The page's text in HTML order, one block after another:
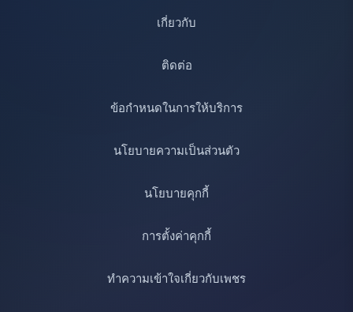
เกี่ยวกับ
ติดต่อ
ข้อกำหนดในการให้บริการ
นโยบายความเป็นส่วนตัว
นโยบายคุกกี้
การตั้งค่าคุกกี้
ทำความเข้าใจเกี่ยวกับเพชร